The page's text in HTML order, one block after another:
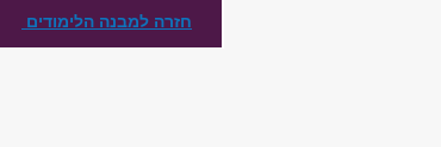
חזרה למבנה הלימודים